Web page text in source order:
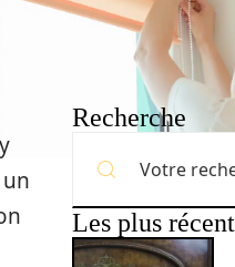
Recherche
Les plus